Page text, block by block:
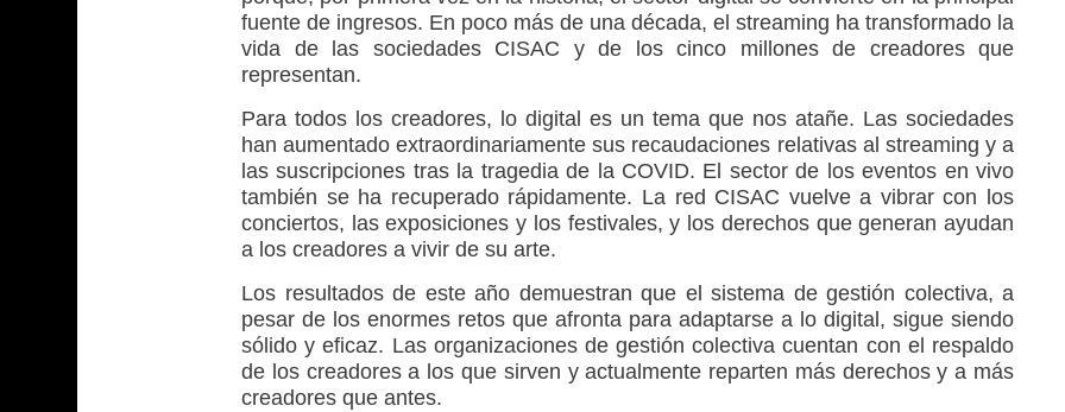
fuente de ingresos. En poco más de una década, el streaming ha transformado la
vida de las sociedades CISAC y de los cinco millones de creadores que
representan.
Para todos los creadores, lo digital es un tema que nos atañe. Las sociedades
han aumentado extraordinariamente sus recaudaciones relativas al streaming y a
las suscripciones tras la tragedia de la COVID. El sector de los eventos en vivo
también se ha recuperado rápidamente. La red CISAC vuelve a vibrar con los
conciertos, las exposiciones y los festivales, y los derechos que generan ayudan
a los creadores a vivir de su arte.
Los resultados de este año demuestran que el sistema de gestión colectiva, a
pesar de los enormes retos que afronta para adaptarse a lo digital, sigue siendo
sólido y eﬁcaz. Las organizaciones de gestión colectiva cuentan con el respaldo
de los creadores a los que sirven y actualmente reparten más derechos y a más
creadores que antes.